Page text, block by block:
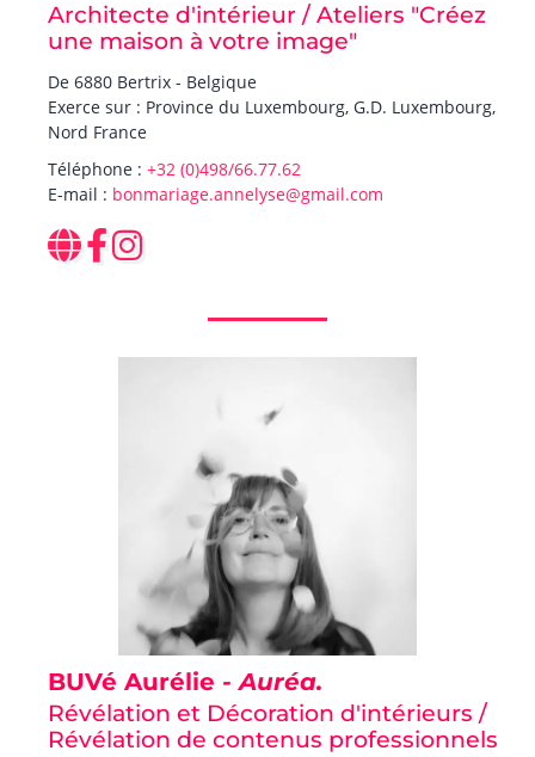
Architecte d'intérieur / Ateliers "Créez
une maison à votre image"
De 6880 Bertrix - Belgique
Exerce sur : Province du Luxembourg, G.D. Luxembourg,
Nord France
Téléphone : +32 (0)498/66.77.62
E-mail : bonmariage.annelyse@gmail.com
BUVé Aurélie - Auréa.
Révélation et Décoration d'intérieurs /
Révélation de contenus professionnels